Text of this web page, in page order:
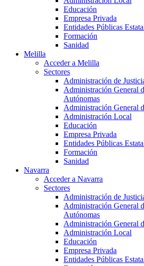
Educación
Empresa Privada
Entidades Públicas
Formación
Sanidad
Melilla
Acceder a Melilla
Sectores
Administración de
Administración General
Autónomas
Administración General
Administración Local
Educación
Empresa Privada
Entidades Públicas
Formación
Sanidad
Navarra
Acceder a Navarra
Sectores
Administración de
Administración General
Autónomas
Administración General
Administración Local
Educación
Empresa Privada
Entidades Públicas